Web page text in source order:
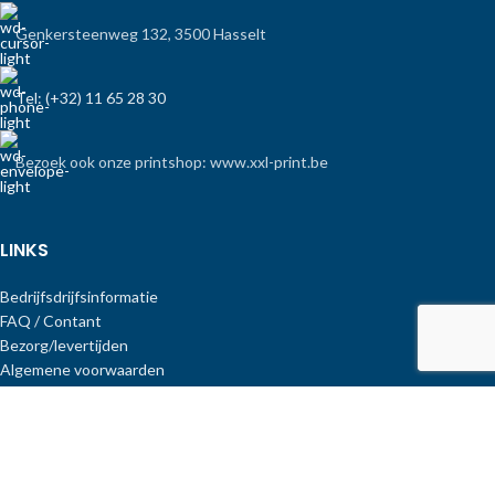
Genkersteenweg 132, 3500 Hasselt
Tel: (+32) 11 65 28 30
Bezoek ook onze printshop: www.xxl-print.be
LINKS
Bedrijfsdrijfsinformatie
FAQ / Contant
Bezorg/levertijden
Algemene voorwaarden